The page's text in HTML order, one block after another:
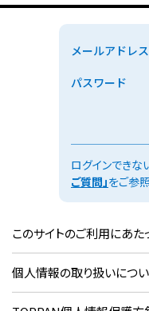
（クリックすると外部サイ
サデルガカプセル25 mg
（2026年6月）
効能・効果等／備考／使用
ゴーシェ病の諸症状（貧
に係る医薬品【希少疾病用
タグ：
GD 、経口
メールアドレス
パスワード
ログインできな
ご質問」をご参
このサイトのご利用にあた
個人情報の取り扱いにつ